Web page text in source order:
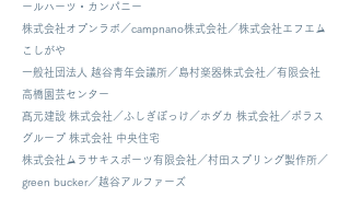
ールハーツ・カンパニー
株式会社オプンラボ／campnano株式会社／株式会社エフエム
こしがや
一般社団法人 越谷青年会議所／島村楽器株式会社／有限会社
高橋園芸センター
髙元建設 株式会社／ふしぎぽっけ／ホダカ 株式会社／ポラス
グループ 株式会社 中央住宅
株式会社ムラサキスポーツ有限会社／村田スプリング製作所／
green bucker／越谷アルファーズ